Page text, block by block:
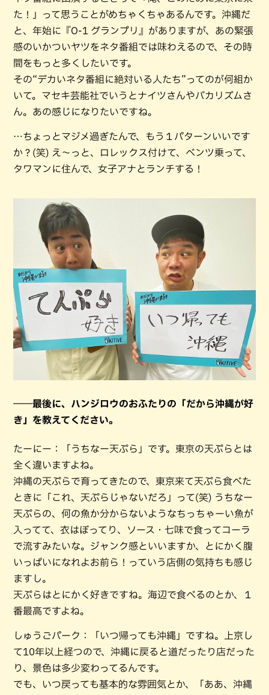
た！」って思うことがめちゃくちゃあるんです。沖縄だ
と、年始に『O-1 グランプリ』がありますが、あの緊張
感のいかついヤツをネタ番組では味わえるので、その時
間をもっと多くしたいです。
その“デカいネタ番組に絶対いる人たち”ってのが何組か
いて。マセキ芸能社でいうとナイツさんやバカリズムさ
ん。あの感じになりたいですね。
…ちょっとマジメ過ぎたんで、もう１パターンいいです
か？(笑) え～っと、ロレックス付けて、ベンツ乗って、
タワマンに住んで、女子アナとランチする！
――最後に、ハンジロウのおふたりの「だから沖縄が好
き」を教えてください。
たーにー：「うちなー天ぷら」です。東京の天ぷらとは
全く違いますよね。
沖縄の天ぷらで育ってきたので、東京来て天ぷら食べた
ときに「これ、天ぷらじゃないだろ」って(笑) うちなー
天ぷらの、何の魚か分からないようなちっちゃーい魚が
入ってて、衣はぼってり、ソース・七味で食ってコーラ
で流すみたいな。ジャンク感といいますか、とにかく腹
いっぱいになれよお前ら！っていう店側の気持ちも感じ
ますし。
天ぷらはとにかく好きですね。海辺で食べるのとか、１
番最高ですよね。
しゅうごパーク：「いつ帰っても沖縄」ですね。上京し
て10年以上経つので、沖縄に戻ると道だったり店だった
り、景色は多少変わってるんです。
でも、いつ戻っても基本的な雰囲気とか、「ああ、沖縄